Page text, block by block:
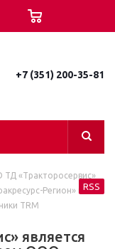
+7 (351) 200-35-81
«Тракторосервис»
Регион» по
TRM
является
RSS